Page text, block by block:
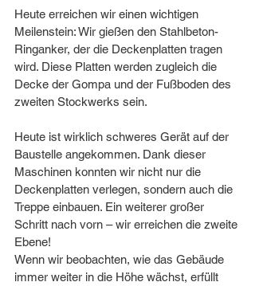
Heute erreichen wir einen wichtigen
Meilenstein: Wir gießen den Stahlbeton-
Ringanker, der die Deckenplatten tragen
wird. Diese Platten werden zugleich die
Decke der Gompa und der Fußboden des
zweiten Stockwerks sein.
Heute ist wirklich schweres Gerät auf der
Baustelle angekommen. Dank dieser
Maschinen konnten wir nicht nur die
Deckenplatten verlegen, sondern auch die
Treppe einbauen. Ein weiterer großer
Schritt nach vorn – wir erreichen die zweite
Ebene!
Wenn wir beobachten, wie das Gebäude
immer weiter in die Höhe wächst, erfüllt